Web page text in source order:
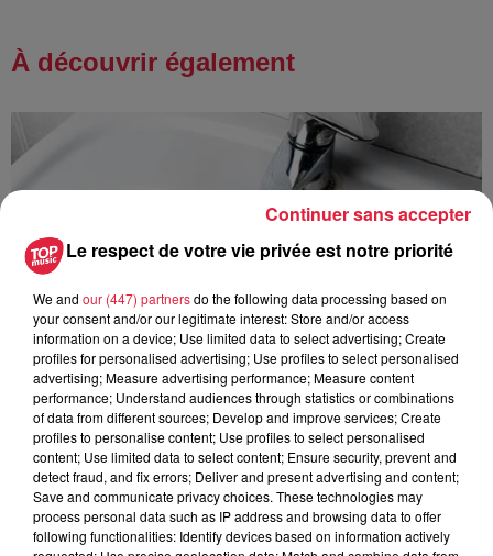
À découvrir également
À Hoerdt, de l’eau brune sort des robinets
Depuis plusieurs jours, des habitants de Hoerdt ont vu de
l’eau brune s’écouler de leurs robinets. Face aux
Le respect de votre vie privée est notre priorité
We and our (447) partnersdo the following data processing based on
your consent and/or our legitimate interest: Store and/or access
information on a device; Use limited data to select advertising; Create
profiles for personalised advertising; Use profiles to select personalised
advertising; Measure advertising performance; Measure content
performance; Understand audiences through statistics or combinations
of data from different sources; Develop and improve services; Create
profiles to personalise content; Use profiles to select personalised
content; Use limited data to select content; Ensure security, prevent and
detect fraud, and fix errors; Deliver and present advertising and content;
Save and communicate privacy choices. These technologies may
process personal data such as IP address and browsing data to offer
following functionalities: Identify devices based on information actively
Continuer sans accepter